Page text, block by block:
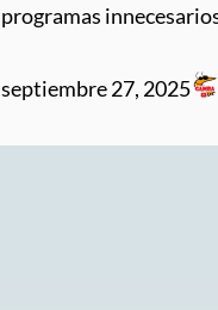
programas
septiembre 27, 2025